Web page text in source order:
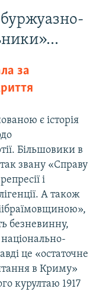
за
є історія
Більшовики в
звану «Справу
і
А також
безневинну,
це «остаточне
в Криму»
курултаю 1917